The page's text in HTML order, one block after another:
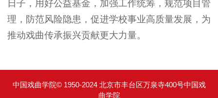
日子，用好公益基金，加强工作统筹，规范项目管
理，防范风险隐患，促进学校事业高质量发展，为
推动戏曲传承振兴贡献更大力量。
中国戏曲学院© 1950-2024 北京市丰台区万泉寺400号中国戏
曲学院